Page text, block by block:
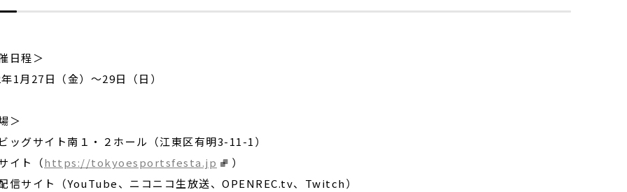
日程＞
1月27日（金）～29日（日）
＞
ッグサイト南１・２ホール（江東区有明3-11-1）
イト（https://tokyoesportsfesta.jp
）
信サイト（YouTube、ニコニコ生放送、OPENREC.tv、Twitch）